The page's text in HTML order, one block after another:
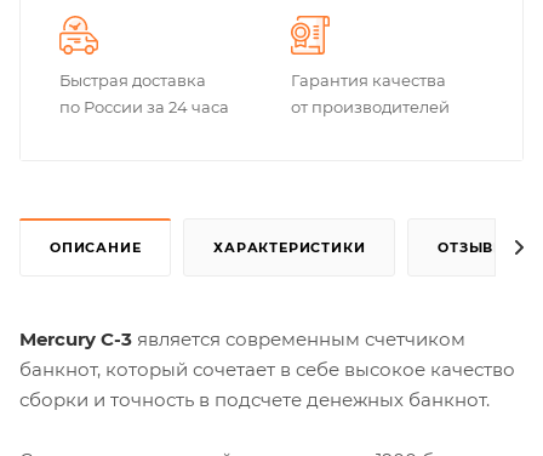
Быстрая доставка
по России за 24 часа
Гарантия качества
от производителей
ОПИСАНИЕ ХАРАКТЕРИСТИКИ ОТЗЫВЫ
Mercury C-3 является современным счетчиком
банкнот, который сочетает в себе высокое качество
сборки и точность в подсчете денежных банкнот.